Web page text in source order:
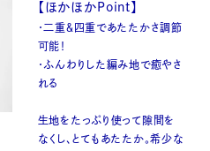
【ほかほかPoint】
・二重＆四重であたたかさ調節
可能！
・ふんわりした編み地で癒やさ
れる
生地をたっぷり使って隙間を
なくし、とてもあたたか。希少な